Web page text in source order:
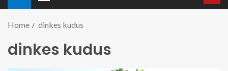
Home dinkes kudus
dinkes kudus